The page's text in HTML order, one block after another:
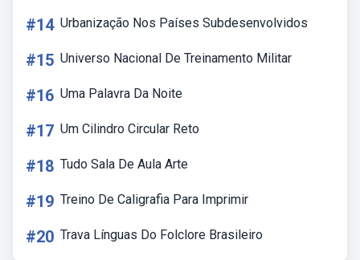
#14 Urbanização Nos Países Subdesenvolvidos
#15 Universo Nacional De Treinamento Militar
#16 Uma Palavra Da Noite
#17 Um Cilindro Circular Reto
#18 Tudo Sala De Aula Arte
#19 Treino De Caligrafia Para Imprimir
#20 Trava Línguas Do Folclore Brasileiro